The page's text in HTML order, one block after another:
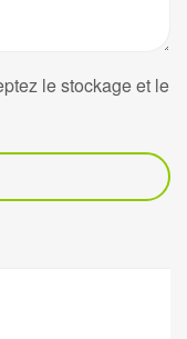
le stockage et le